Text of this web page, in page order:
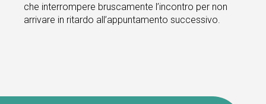
che interrompere bruscamente l’incontro per non
arrivare in ritardo all’appuntamento successivo.